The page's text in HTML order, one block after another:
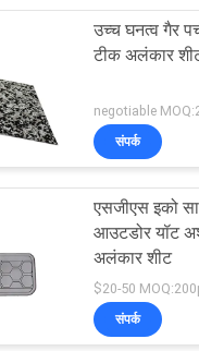
उच्च घनत्व गैर
टीक अलंकार
negotiable
संपर्क
एसजीएस इको
आउटडोर यॉट
अलंकार शीट
$20-50
संपर्क